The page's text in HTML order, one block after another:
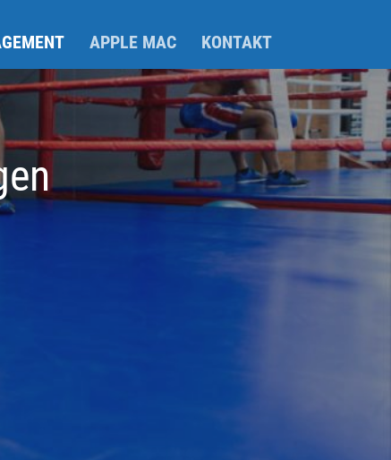
APPLE MAC KONTAKT